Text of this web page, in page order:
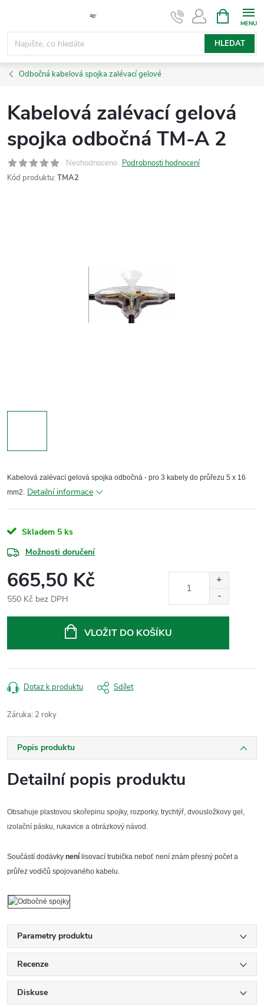
obsah
HLEDAT
NÁKUPNÍ
KOŠÍK
Odbočná kabelová spojka zalévací gelové
Kabelová zalévací gelová
spojka odbočná TM-A 2
Neohodnoceno Podrobnosti hodnocení
Kód produktu: TMA2
Kabelová zalévací gelová spojka odbočná - pro 3 kabely do průřezu 5 x 16
mm2. Detailní informace
Skladem 5 ks
Možnosti doručení
665,50 Kč
550 Kč bez DPH
VLOŽIT DO KOŠÍKU
Dotaz k produktu Sdílet
Záruka: 2 roky
Popis produktu
Detailní popis produktu
Obsahuje plastovou skořepinu spojky, rozporky, trychtýř, dvousložkovy gel,
izolační pásku, rukavice a obrázkový návod.
Součástí dodávky není lisovací trubička neboť není znám přesný počet a
průřez vodičů spojovaného kabelu.
Parametry produktu
Recenze
Diskuse